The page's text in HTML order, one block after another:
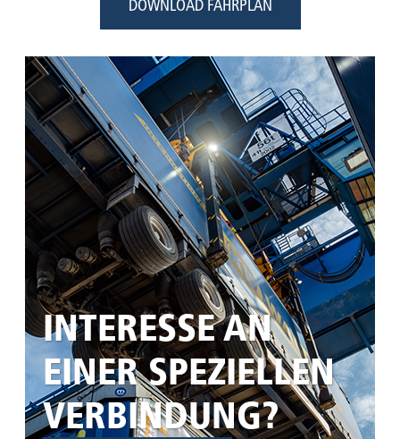
DOWNLOAD FAHRPLAN
INTERESSE AN
EINER SPEZIELLEN
VERBINDUNG?